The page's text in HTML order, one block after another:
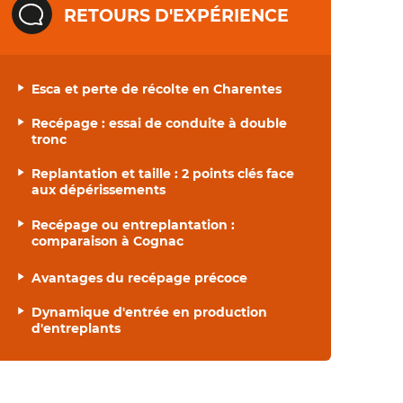
RETOURS D'EXPÉRIENCE
Esca et perte de récolte en Charentes
Recépage : essai de conduite à double
tronc
Replantation et taille : 2 points clés face
aux dépérissements
Recépage ou entreplantation :
comparaison à Cognac
Avantages du recépage précoce
Dynamique d'entrée en production
d'entreplants